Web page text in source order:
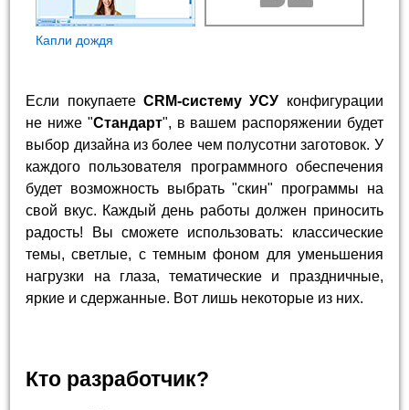
Капли дождя
Если покупаете CRM-систему УСУ конфигурации
не ниже "Стандарт", в вашем распоряжении будет
выбор дизайна из более чем полусотни заготовок. У
каждого пользователя программного обеспечения
будет возможность выбрать "скин" программы на
свой вкус. Каждый день работы должен приносить
радость! Вы сможете использовать: классические
темы, светлые, с темным фоном для уменьшения
нагрузки на глаза, тематические и праздничные,
яркие и сдержанные. Вот лишь некоторые из них.
Кто разработчик?